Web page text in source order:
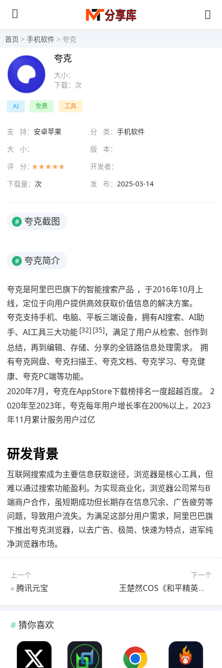
首页 > 手机软件 > 夸克
大小：
下载： 次
夸克
AI 免费 工具
支 持： 安卓苹果 分 类： 手机软件
大 小：
版 本：
评 分：
开发者：
下载量： 次 发 布： 2025-03-14
# 夸克截图
# 夸克简介
夸克是阿里巴巴旗下的智能搜索产品 ，于2016年10月上
线，定位于向用户提供高效获取价值信息的解决方案。
夸克支持手机、电脑、平板三端设备，拥有AI搜索、AI助
手、AI工具三大功能 [32] [35]，满足了用户从检索、创作到
总结，再到编辑、存储、分享的全链路信息处理需求。
拥
有夸克网盘、夸克扫描王、夸克文档、夸克学习、夸克健
康、夸克PC端等功能。
2020年7月，夸克在AppStore下载榜排名一度超越百度。
2
020年至2023年，夸克每年用户增长率在200%以上，2023
年11月累计服务用户过亿
研发背景
互联网搜索成为主要信息获取途径，浏览器是核心工具，但
难以通过搜索功能盈利。为实现商业化，浏览器公司常与B
端商户合作，虽短期成功但长期存在信息冗余、广告疲劳等
问题，导致用户流失。为满足这部分用户需求，阿里巴巴旗
下推出夸克浏览器，以去广告、极简、快速为特点，进军纯
净浏览器市场。
上一个
«腾讯元宝
下一个
王楚然COS《和平精英》龙族女王 鎏金翅膀有点酷！
猜你喜欢